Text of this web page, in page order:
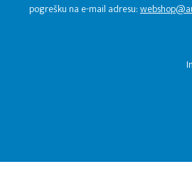
pogrešku na e-mail adresu: